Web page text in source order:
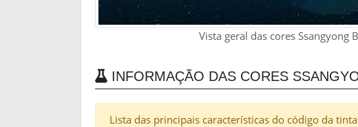
Vista geral das cores Ssangyong
INFORMAÇÃO DAS CORES
Lista das principais características do código da tinta